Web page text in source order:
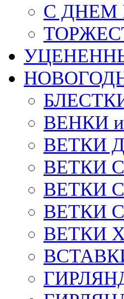
С ДНЕМ
ВЕНКИ
ВЕТКИ
ВЕТКИ
ВЕТКИ
ВЕТКИ
ВЕТКИ